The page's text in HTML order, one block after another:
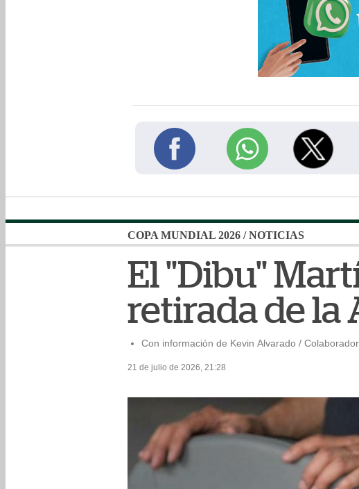
COPA MUNDIAL 2026 /NOTICIAS
El "Dibu"
retirada de la
Con información de Kevin Alvarado / Colaborador
21 de julio de 2026, 21:28